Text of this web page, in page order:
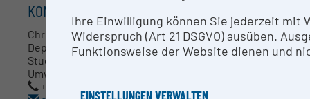
KONTAKT
Christian Warta
Department Energie-Umweltmanagement;
Studiengangsleitung Master Energie- und
Umweltmanagement
+43 5 7705-4123
Ihre Einwilligung können Sie jederzeit mit
Widerspruch (Art 21 DSGVO) ausüben.
Funktionsweise der Website dienen und
EINSTELLUNGEN VERWALTEN